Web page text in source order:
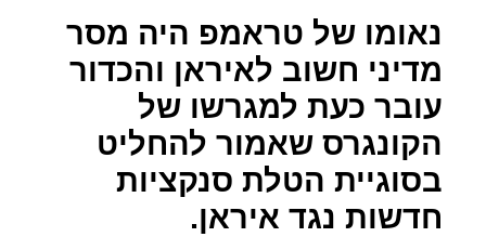
נאומו של טראמפ היה מסר
מדיני חשוב לאיראן והכדור
עובר כעת למגרשו של
הקונגרס שאמור להחליט
בסוגיית הטלת סנקציות
חדשות נגד איראן.